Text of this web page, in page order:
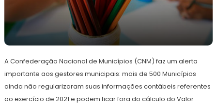
agosto
de
A Confederação Nacional de Municípios (CNM) faz um alerta
importante aos gestores municipais: mais de 500 Municípios
ainda não regularizaram suas informações contábeis referentes
ao exercício de 2021 e podem ficar fora do cálculo do Valor